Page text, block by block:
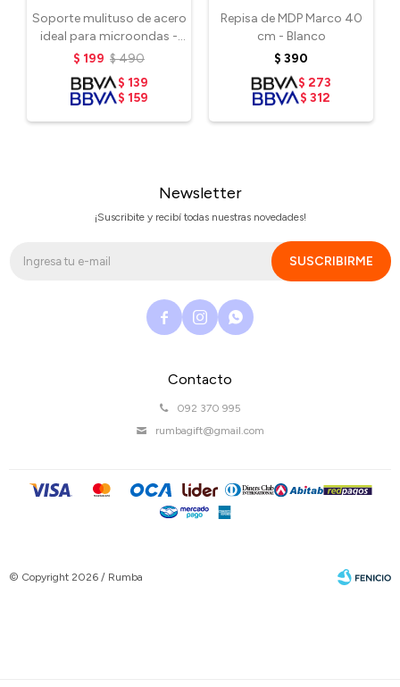
Soporte mulituso de acero
ideal para microondas -
Negro
$ 199 $490
$ 139
$ 159
Repisa de MDP Marco 40
cm - Blanco
$ 390
$ 273
$ 312
Contacto
092 370 995
rumbagift@gmail.com
Newsletter
¡Suscribite y recibí todas nuestras novedades!
SUSCRIBIRME
  
© Copyright 2026 / Rumba